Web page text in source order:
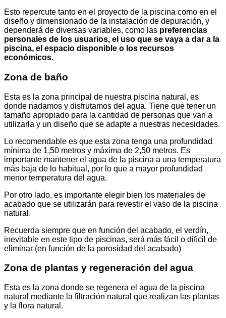
Esto repercute tanto en el proyecto de la piscina como en el
diseño y dimensionado de la instalación de depuración, y
dependerá de diversas variables, como las preferencias
personales de los usuarios, el uso que se vaya a dar a la
piscina, el espacio disponible o los recursos
económicos.
Zona de baño
Esta es la zona principal de nuestra piscina natural, es
donde nadamos y disfrutamos del agua. Tiene que tener un
tamaño apropiado para la cantidad de personas que van a
utilizarla y un diseño que se adapte a nuestras necesidades.
Lo recomendable es que esta zona tenga una profundidad
mínima de 1,50 metros y máxima de 2,50 metros. Es
importante mantener el agua de la piscina a una temperatura
más baja de lo habitual, por lo que a mayor profundidad
menor temperatura del agua.
Por otro lado, es importante elegir bien los materiales de
acabado que se utilizarán para revestir el vaso de la piscina
natural.
Recuerda siempre que en función del acabado, el verdín,
inevitable en este tipo de piscinas, será más fácil o difícil de
eliminar (en función de la porosidad del acabado)
Zona de plantas y regeneración del agua
Esta es la zona donde se regenera el agua de la piscina
natural mediante la filtración natural que realizan las plantas
y la flora natural.